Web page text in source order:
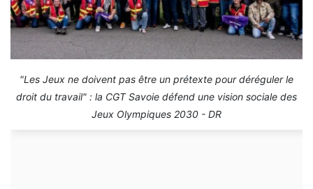
"Les Jeux ne doivent pas être un prétexte pour déréguler le
droit du travail" : la CGT Savoie défend une vision sociale des
Jeux Olympiques 2030 - DR